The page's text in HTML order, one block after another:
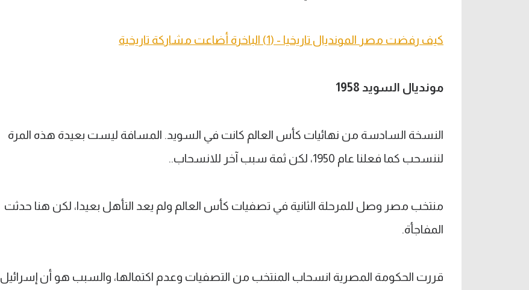
كيف رفضت مصر المونديال تاريخيا - (1) الباخرة أضاعت مشاركة تاريخية
مونديال السويد 1958
النسخة السادسة من نهائيات كأس العالم كانت في السويد. المسافة ليست بعيدة هذه المرة
لننسحب كما فعلنا عام 1950، لكن ثمة سبب آخر للانسحاب..
منتخب مصر وصل للمرحلة الثانية في تصفيات كأس العالم ولم يعد التأهل بعيدا، لكن هنا حدثت
المفاجأة.
قررت الحكومة المصرية انسحاب المنتخب من التصفيات وعدم اكتمالها، والسبب هو أن إسرائيل